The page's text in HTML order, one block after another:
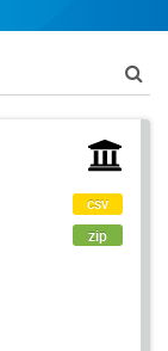
csv
zip